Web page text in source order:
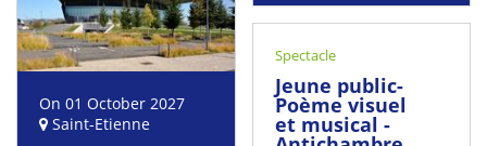
Spectacle
Jeune public-
Poème visuel
et musical -
On 01 October 2027
Saint-Etienne